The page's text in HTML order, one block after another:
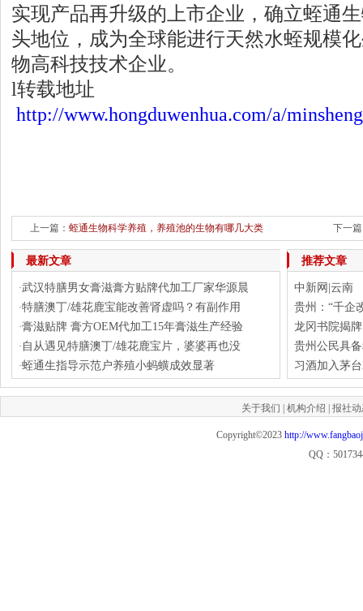
实现产品再升级的上市企业，确立蛭通
头地位，成为全球能进行天然水蛭规模
物高科技技术企业。
l转载地址
http://www.hongduwenhua.com/a/
上一篇： 蛭通生物科学养殖，养殖池的生物有哪几大类 下一
最新文章
·武汉特膳男女膏滋膏方贴牌代加工厂家华源晨
·特膳澳丁/雄花鹿宝能改善肾虚吗？有副作用
·膏滋贴牌 膏方OEM代加工15年膏滋生产经验
· 自从遇见特膳澳丁/雄花鹿宝片，婆婆再也没
·蛭通生指导示范户养殖小蚂蟥成效显著
推荐文章
中新网|云南
贵州：“千企
龙冈书院揭
贵州公民具
习酒加入茅
关于我们 机构介绍 报社
Copyright©2023http://
QQ：